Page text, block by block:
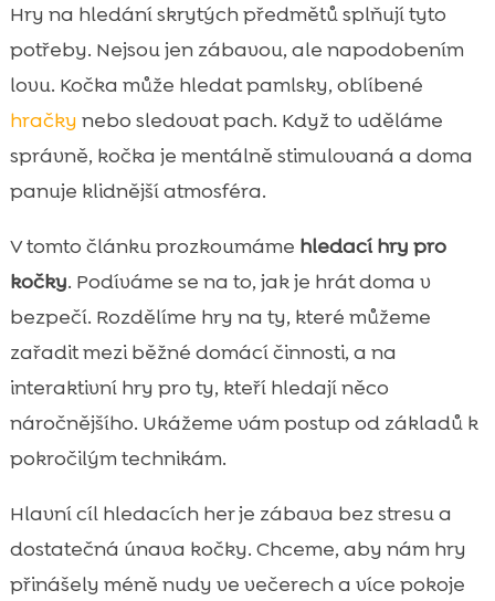
a čemu se vyhnout
 Jak začít doma: jednoduché hry pro úplné
začátečníky

DIY hlavolamy a šňupací hry: zábava z
vybírat a na co si dát pozor
Hry s pamlsky: odměny, motivace a
hledací trasu
Hraní podle temperamentu: plaché kočky,
divoši i kočky s nadváhou
 Časté chyby při hledacích hrách a jak je
napravit
kočky a zdravé únavy
 Výživa a zázemí pro šikovnou kočku:
CricksyCat, Jasper, Bill a Purrfect Life
Hry na hledání skrytých předmětů splňují tyto
potřeby. Nejsou jen zábavou, ale napodobením
lovu. Kočka může hledat pamlsky, oblíbené
hračky nebo sledovat pach. Když to uděláme
správně, kočka je mentálně stimulovaná a doma
panuje klidnější atmosféra.
V tomto článku prozkoumáme hledací hry pro
kočky. Podíváme se na to, jak je hrát doma v
bezpečí. Rozdělíme hry na ty, které můžeme
zařadit mezi běžné domácí činnosti, a na
interaktivní hry pro ty, kteří hledají něco
náročnějšího. Ukážeme vám postup od základů k
pokročilým technikám.
Hlavní cíl hledacích her je zábava bez stresu a
dostatečná únava kočky. Chceme, aby nám hry
přinášely méně nudy ve večerech a více pokoje